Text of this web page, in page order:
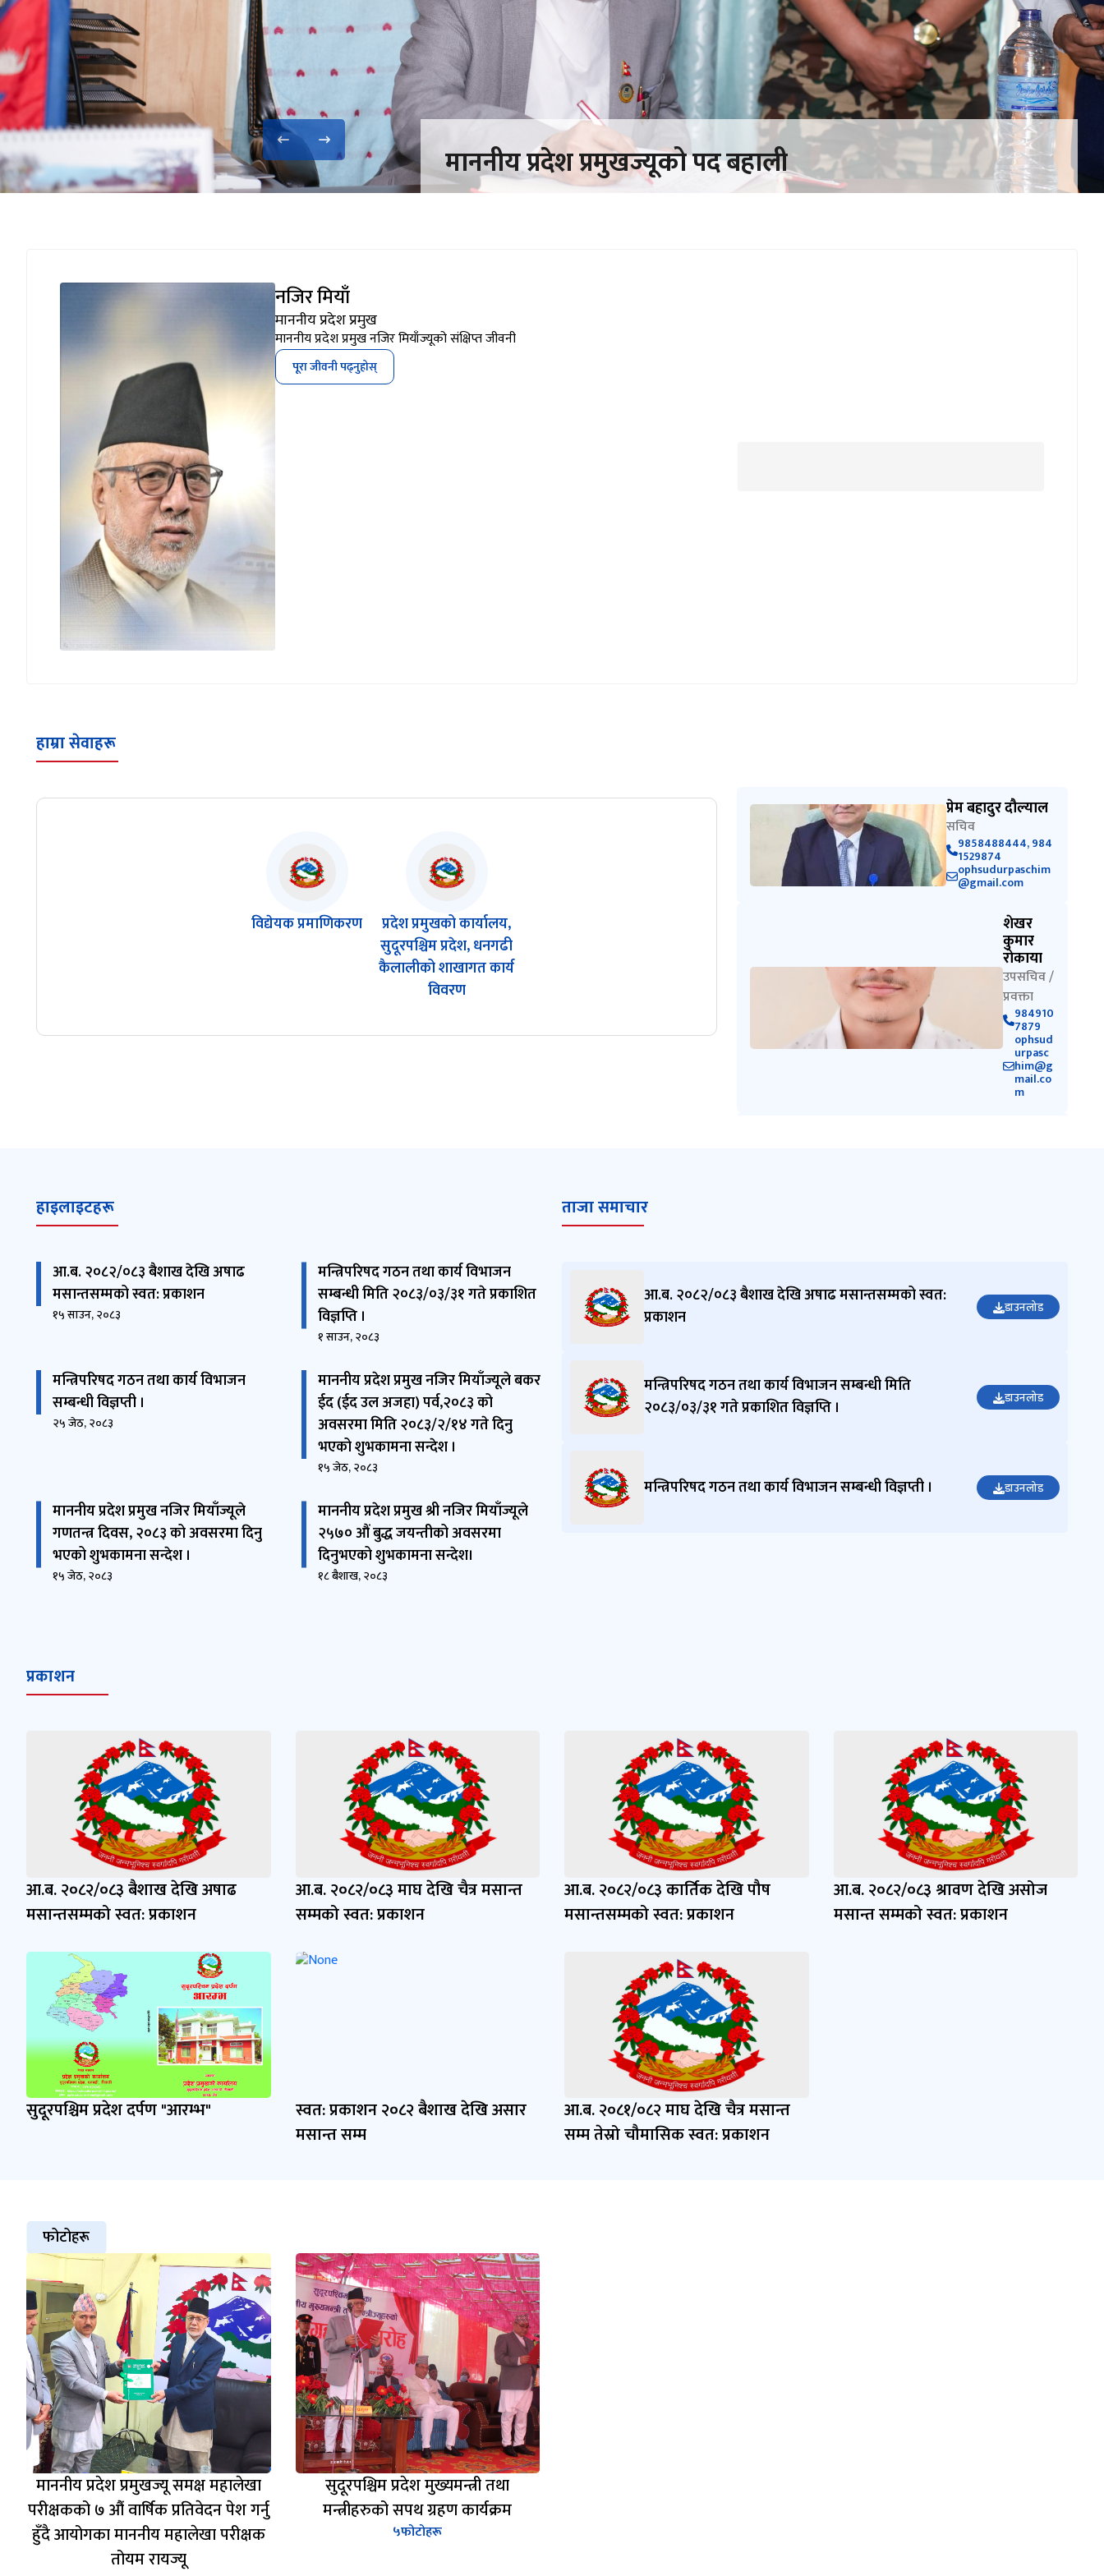
। माननीय प्रदेश प्रमुखज्यूको पद बहाली
नजिर मियाँ
माननीय प्रदेश प्रमुख
माननीय प्रदेश प्रमुख नजिर मियाँज्यूको संक्षिप्त जीवनी
पूरा जीवनी पढ्नुहोस्
हाम्रा सेवाहरू
विद्येयक प्रमाणिकरण
प्रदेश प्रमुखको कार्यालय,
सुदूरपश्चिम प्रदेश, धनगढी
कैलालीको शाखागत कार्य
विवरण
प्रेम बहादुर दौल्याल
सचिव
9858488444, 984
1529874
ophsudurpaschim
@gmail.com
शेखर
कुमार
रोकाया
उपसचिव /
प्रवक्ता
984910
7879
ophsud
urpasc
him@g
mail.co
m
chim@
gmail.
com
हाइलाइटहरू
आ.ब. २०८२/०८३ बैशाख देखि अषाढ
मसान्तसम्मको स्वत: प्रकाशन
१५ साउन, २०८३
मन्त्रिपरिषद गठन तथा कार्य विभाजन
सम्बन्धी मिति २०८३/०३/३१ गते प्रकाशित
विज्ञप्ति ।
१ साउन, २०८३
मन्त्रिपरिषद गठन तथा कार्य विभाजन
सम्बन्धी विज्ञप्ती ।
२५ जेठ, २०८३
माननीय प्रदेश प्रमुख नजिर मियाँज्यूले बकर
ईद (ईद उल अजहा) पर्व,२०८३ को
अवसरमा मिति २०८३/२/१४ गते दिनु
भएको शुभकामना सन्देश ।
१५ जेठ, २०८३
माननीय प्रदेश प्रमुख नजिर मियाँज्यूले
गणतन्त्र दिवस, २०८३ को अवसरमा दिनु
भएको शुभकामना सन्देश ।
१५ जेठ, २०८३
माननीय प्रदेश प्रमुख श्री नजिर मियाँज्यूले
२५७० औं बुद्ध जयन्तीको अवसरमा
दिनुभएको शुभकामना सन्देश।
१८ बैशाख, २०८३
ताजा समाचार
आ.ब. २०८२/०८३ बैशाख देखि अषाढ मसान्तसम्मको स्वत:
प्रकाशन
डाउनलोड
मन्त्रिपरिषद गठन तथा कार्य विभाजन सम्बन्धी मिति
२०८३/०३/३१ गते प्रकाशित विज्ञप्ति ।
डाउनलोड
मन्त्रिपरिषद गठन तथा कार्य विभाजन सम्बन्धी विज्ञप्ती । डाउनलोड
प्रकाशन
आ.ब. २०८२/०८३ बैशाख देखि अषाढ
मसान्तसम्मको स्वत: प्रकाशन
आ.ब. २०८२/०८३ माघ देखि चैत्र मसान्त
सम्मको स्वत: प्रकाशन
आ.ब. २०८२/०८३ कार्तिक देखि पौष
मसान्तसम्मको स्वत: प्रकाशन
आ.ब. २०८२/०८३ श्रावण देखि असोज
मसान्त सम्मको स्वत: प्रकाशन
सुदूरपश्चिम प्रदेश दर्पण "आरम्भ"
स्वत: प्रकाशन २०८२ बैशाख देखि असार
मसान्त सम्म
आ.ब. २०८१/०८२ माघ देखि चैत्र मसान्त
सम्म तेस्रो चौमासिक स्वत: प्रकाशन
फोटोहरू
माननीय प्रदेश प्रमुखज्यू समक्ष महालेखा
परीक्षकको ७ औं वार्षिक प्रतिवेदन पेश गर्नु
हुँदै आयोगका माननीय महालेखा परीक्षक
तोयम रायज्यू
सुदूरपश्चिम प्रदेश मुख्यमन्त्री तथा
मन्त्रीहरुको सपथ ग्रहण कार्यक्रम
५फोटोहरू